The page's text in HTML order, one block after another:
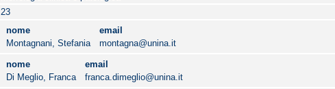
23
nome
email
Montagnani, Stefania
montagna@unina.it
nome
email
Di Meglio, Franca
franca.dimeglio@unina.it